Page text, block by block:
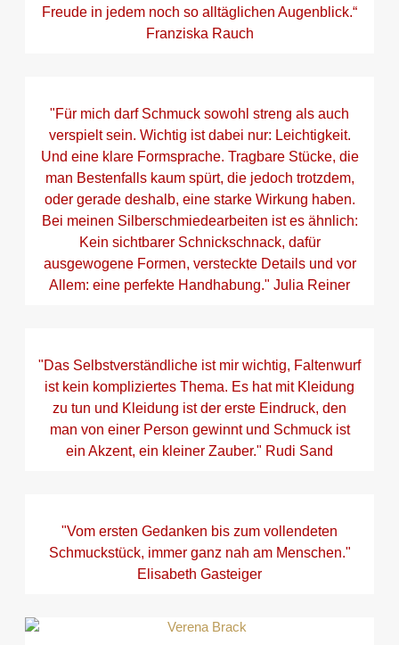
Freude in jedem noch so alltäglichen Augenblick.“
Franziska Rauch
"Für mich darf Schmuck sowohl streng als auch
verspielt sein. Wichtig ist dabei nur: Leichtigkeit.
Und eine klare Formsprache. Tragbare Stücke, die
man Bestenfalls kaum spürt, die jedoch trotzdem,
oder gerade deshalb, eine starke Wirkung haben.
Bei meinen Silberschmiedearbeiten ist es ähnlich:
Kein sichtbarer Schnickschnack, dafür
ausgewogene Formen, versteckte Details und vor
Allem: eine perfekte Handhabung." Julia Reiner
"Das Selbstverständliche ist mir wichtig, Faltenwurf
ist kein kompliziertes Thema. Es hat mit Kleidung
zu tun und Kleidung ist der erste Eindruck, den
man von einer Person gewinnt und Schmuck ist
ein Akzent, ein kleiner Zauber." Rudi Sand
"Vom ersten Gedanken bis zum vollendeten
Schmuckstück, immer ganz nah am Menschen."
Elisabeth Gasteiger